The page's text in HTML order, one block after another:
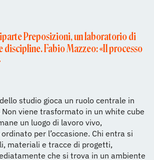
Preposizioni, un laboratorio di
discipline. Fabio Mazzeo: «Il processo
studio gioca un ruolo centrale in
viene trasformato in un white cube
un luogo di lavoro vivo,
per l’occasione. Chi entra si
materiali e tracce di progetti,
che si trova in un ambiente